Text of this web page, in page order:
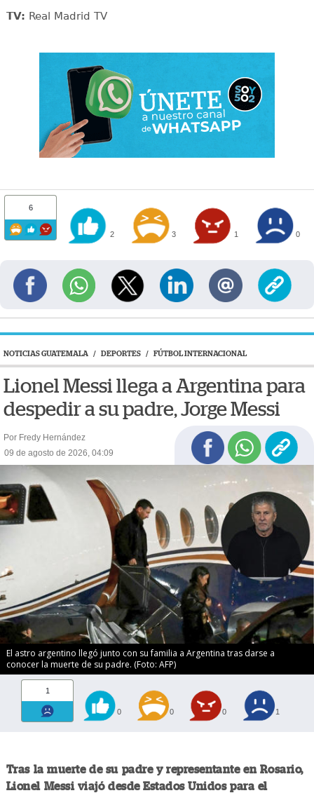
TV: Real Madrid TV
6
2 3 1 0
NOTICIAS GUATEMALA / DEPORTES / FÚTBOL INTERNACIONAL
Lionel Messi llega a Argentina para
despedir a su padre, Jorge Messi
Por Fredy Hernández
09 de agosto de 2026, 04:09
El astro argentino llegó junto con su familia a Argentina tras darse a
conocer la muerte de su padre. (Foto: AFP)
1
0 0 0 1
Tras la muerte de su padre y representante en Rosario,
Lionel Messiviajó desde Estados Unidos para el